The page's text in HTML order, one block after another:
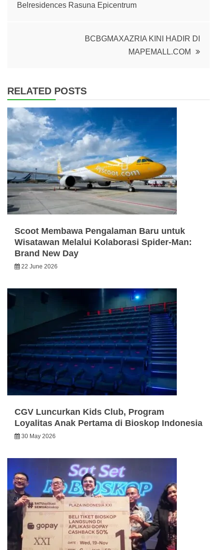
Belresidences Rasuna Epicentrum
BCBGMAXAZRIA KINI HADIR DI
MAPEMALL.COM
RELATED POSTS
Scoot Membawa Pengalaman Baru untuk
Wisatawan Melalui Kolaborasi Spider-Man:
Brand New Day
22 June 2026
CGV Luncurkan Kids Club, Program
Loyalitas Anak Pertama di Bioskop Indonesia
30 May 2026